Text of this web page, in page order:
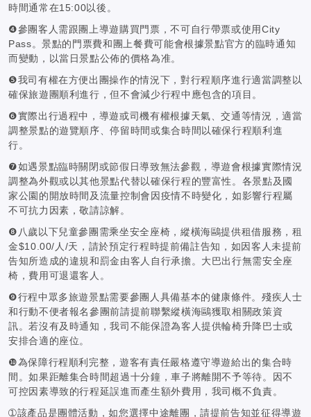
時間通常在15:00以後。
❹參團客人需跟團上導遊購買門票，不可自行帶票或使用City
Pass。景點的門票費和團上餐費可能會根據景點官方的臨時通知
而變動，以當日景點公佈的價格為准。
❺我司有權在方便出團操作的情況下，對行程順序進行適當調整以
確保旅遊團順利進行，但不會減少行程中應包含的項目。
❻實際出行過程中，導遊或司機有權根據天氣、交通等情況，適當
調整景點的遊覽順序、停留時間或集合時間以確保行程順利進
行。
❼如遇景點臨時關閉或節假日導致無法參觀，導遊會根據實際情況
調整為外觀或以其他景點代替以確保行程的豐富性。各景點及國
家公園的開放時間及流量控制會因疫情不時變化，如影響行程屬
不可抗力因素，敬請諒解。
❽八歲以下兒童參團需乘坐安全座椅，縱橫海鷗提供租借服務，租
金$10.00/人/天，請於預定行程時提前備註告知，如因客人未提前
告知所造成的違規和罰金由客人自行承擔。大巴出行無需安全座
椅，費用可退還客人。
❾行程中眾多旅遊景點需要參團人具備基本的健康條件。殘疾人士
和行動不便者報名參團前請提前聯繫縱橫海鷗獲取相關政策資
訊。若沒有及時通知，我司不能保證為客人提供輪椅升降巴士或
安排合適的座位。
❿為保障行程順利完整，遊客有責任嚴格遵守導遊給出的集合時
間。如果距離集合時間超過十分鐘，車子將離開不予等待。因不
可控因素導致的行程延誤進而產生額外費用，我司概不負責。
➀該產品是團體活動，如您選擇中途離團，請提前告知並征得導遊